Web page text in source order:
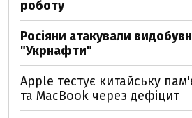
роботу
Росіяни атакували
"Укрнафти"
Apple тестує китайську
та MacBook через дефіцит